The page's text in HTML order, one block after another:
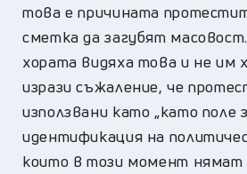
това е причината
сметка да загубят
хората видяха това и не им
изрази съжаление, че
използвани като „като поле
идентификация на
които в този момент нямат